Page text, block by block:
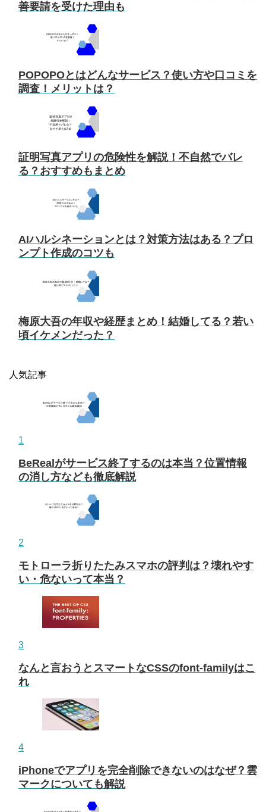
善要請を受けた理由も
POPOPOとはどんなサービス？使い方や口コミを
調査！メリットは？
証明写真アプリの危険性を解説！不自然でバレ
る？おすすめもまとめ
AIハルシネーションとは？対策方法はある？プロ
ンプト作成のコツも
梅原大吾の年収や経歴まとめ！結婚してる？若い
頃イケメンだった？
人気記事
1
BeRealがサービス終了するのは本当？位置情報
の消し方なども徹底解説
2
モトローラ折りたたみスマホの評判は？壊れやす
い・危ないって本当？
3
なんと言おうとスマートなCSSのfont-familyはこ
れ
4
iPhoneでアプリを完全削除できないのはなぜ？雲
マークについても解説